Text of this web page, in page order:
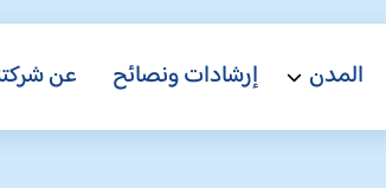
المدن إرشادات ونصائح عن